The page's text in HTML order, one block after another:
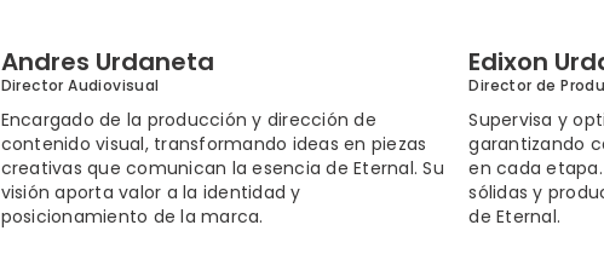
Andres Urdaneta
Director Audiovisual
Encargado de la producción y dirección de
contenido visual, transformando ideas en piezas
creativas que comunican la esencia de Eternal. Su
visión aporta valor a la identidad y
posicionamiento de la marca.
Edixon
Director de
Supervisa y
garantizando
en cada
sólidas y
de Eternal.